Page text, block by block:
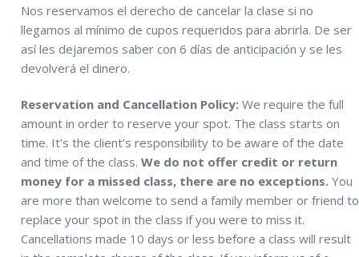
Nos reservamos el derecho de cancelar la clase si no
llegamos al mínimo de cupos requeridos para abrirla. De ser
así les dejaremos saber con 6 días de anticipación y se les
devolverá el dinero.
Reservation and Cancellation Policy: We require the full
amount in order to reserve your spot. The class starts on
time. It’s the client’s responsibility to be aware of the date
and time of the class.We do not offer credit or return
money for a missed class, there are no exceptions.You
are more than welcome to send a family member or friend to
replace your spot in the class if you were to miss it.
Cancellations made 10 days or less before a class will result